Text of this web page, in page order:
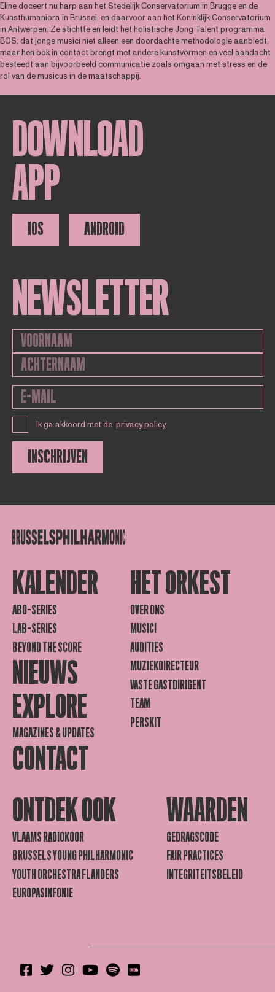
Eline doceert nu harp aan het Stedelijk Conservatorium in Brugge en de
Kunsthumaniora in Brussel, en daarvoor aan het Koninklijk Conservatorium
in Antwerpen. Ze stichtte en leidt het holistische Jong Talent programma
BOS, dat jonge musici niet alleen een doordachte methodologie aanbiedt,
maar hen ook in contact brengt met andere kunstvormen en veel aandacht
besteedt aan bijvoorbeeld communicatie zoals omgaan met stress en de
rol van de musicus in de maatschappij.
DOWNLOAD
APP
IOS ANDROID
NEWSLETTER
Ik ga akkoord met de privacy policy
INSCHRIJVEN
KALENDER
ABO-SERIES
LAB-SERIES
BEYOND THE SCORE
NIEUWS
EXPLORE
MAGAZINES & UPDATES
CONTACT
HET ORKEST
OVER ONS
MUSICI
AUDITIES
MUZIEKDIRECTEUR
VASTE GASTDIRIGENT
TEAM
PERSKIT
ONTDEK OOK
VLAAMS RADIOKOOR
BRUSSELS YOUNG PHILHARMONIC
YOUTH ORCHESTRA FLANDERS
EUROPASINFONIE
WAARDEN
GEDRAGSCODE
FAIR PRACTICES
INTEGRITEITSBELEID